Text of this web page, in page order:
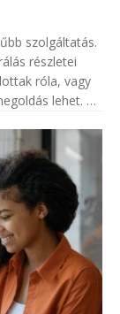
szolgáltatás.
részletei
róla, vagy
lehet. A